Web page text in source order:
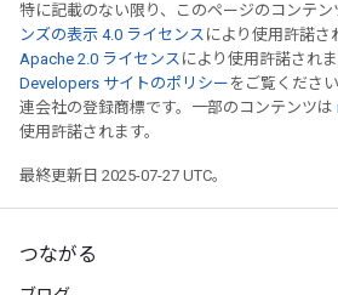
特に記載のない限り、このページのコンテン
ンズの表示 4.0 ライセンス により使用許諾さ
Apache 2.0 ライセンス により使用許諾されま
Developers サイトのポリシー をご覧くださ
連会社の登録商標です。一部のコンテンツは
使用許諾されます。
最終更新日 2025-07-27 UTC。
つながる